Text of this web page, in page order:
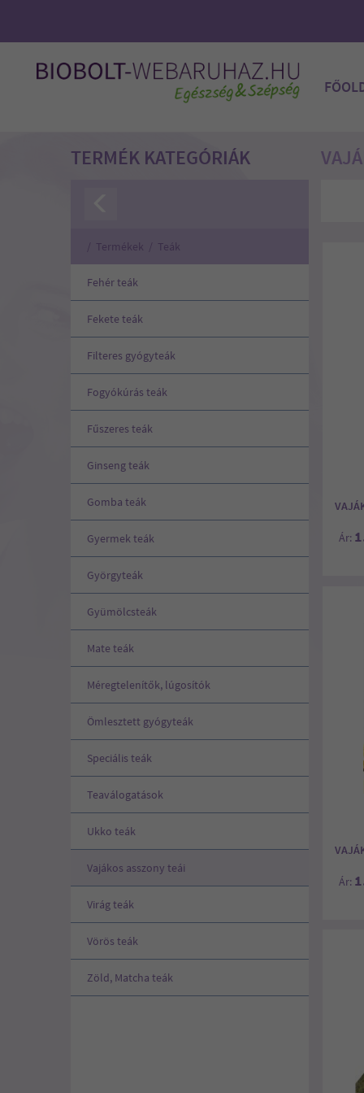
TERMÉK KATEGÓRIÁK
Termékek Teák
Fehér teák
Fekete teák
Filteres gyógyteák
Fogyókúrás teák
Fűszeres teák
Ginseng teák
Gomba teák
Gyermek teák
Györgyteák
Gyümölcsteák
Mate teák
Méregtelenítők, lúgosítók
Ömlesztett gyógyteák
Speciális teák
Teaválogatások
Ukko teák
Vajákos asszony teái
Virág teák
Vörös teák
Zöld, Matcha teák
Ár:
Ár: